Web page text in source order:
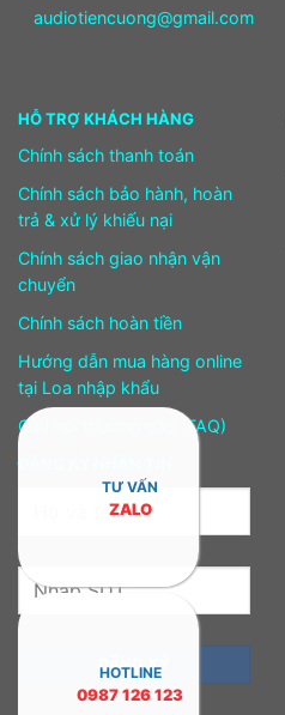
audiotiencuong@gmail.com
HỖ TRỢ KHÁCH HÀNG
Chính sách thanh toán
Chính sách bảo hành, hoàn
trả & xử lý khiếu nại
Chính sách giao nhận vận
chuyển
Chính sách hoàn tiền
Hướng dẫn mua hàng online
tại Loa nhập khẩu
Câu hỏi thường gặp (FAQ)
TƯ VẤN
ZALO
HOTLINE
0987 126 123